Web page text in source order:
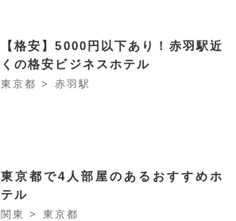
【格安】5000円以下あり！赤羽駅近
くの格安ビジネスホテル
東京都 > 赤羽駅
東京都で4人部屋のあるおすすめホ
テル
関東 > 東京都